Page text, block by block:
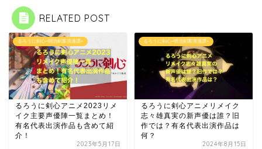
RELATED POST
るろうに剣心ｰ明治剣客浪漫譚ｰ
るろうに剣心アニメ2023リメ
イク主要声優陣一覧まとめ！
有名代表出演作品も含めて紹
介！
2023年5月17日
るろうに剣心ｰ明治剣客浪漫譚ｰ
るろうに剣心アニメリメイク
志々雄真実の新声優は誰？旧
作では？有名代表出演作品は
何？
2024年8月15日